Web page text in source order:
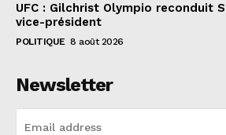
UFC : Gilchrist Olympio reconduit
vice-président
POLITIQUE 8 août 2026
Newsletter